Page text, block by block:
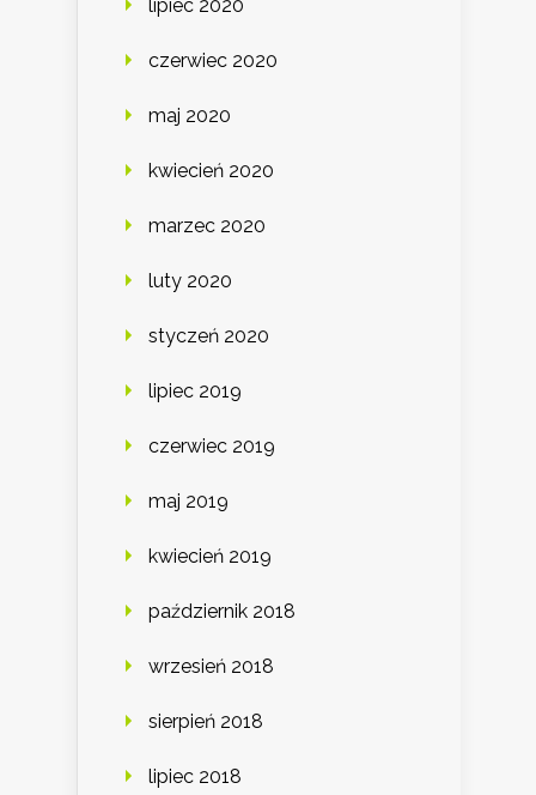
lipiec 2020
czerwiec 2020
maj 2020
kwiecień 2020
marzec 2020
luty 2020
styczeń 2020
lipiec 2019
czerwiec 2019
maj 2019
kwiecień 2019
październik 2018
wrzesień 2018
sierpień 2018
lipiec 2018